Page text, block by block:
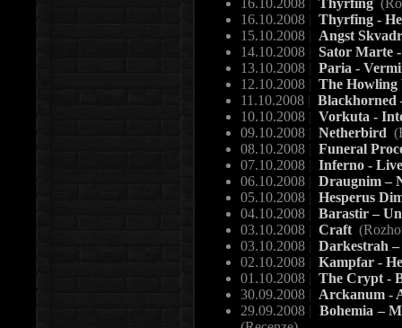
16.10.2008 | Thyrfing
16.10.2008 | Thyrfing -
15.10.2008 | Angst
14.10.2008 | Sator Marte
13.10.2008 | Paria -
12.10.2008 | The Howling
11.10.2008 |
10.10.2008 | Vorkuta -
09.10.2008 | Netherbird
08.10.2008 | Funeral
07.10.2008 | Inferno -
06.10.2008 | Draugnim –
05.10.2008 | Hesperus
04.10.2008 | Barastir –
03.10.2008 | Craft
03.10.2008 | Darkestrah
02.10.2008 | Kampfar -
01.10.2008 | The Crypt -
30.09.2008 | Arckanum -
29.09.2008 | Bohemia –